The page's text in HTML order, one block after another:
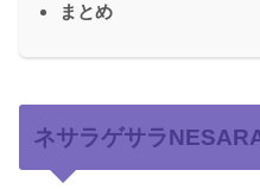
まとめ
ネサラゲサラ